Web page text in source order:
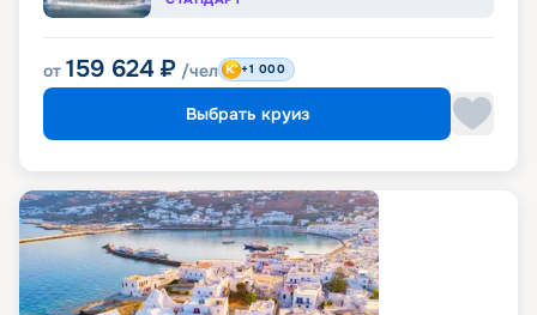
от 159 624 ₽ /чел +1 000
Выбрать круиз